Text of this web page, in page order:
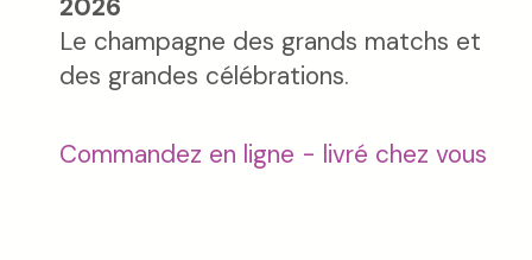
2026
Le champagne des grands matchs et
des grandes célébrations.
Commandez en ligne - livré chez vous